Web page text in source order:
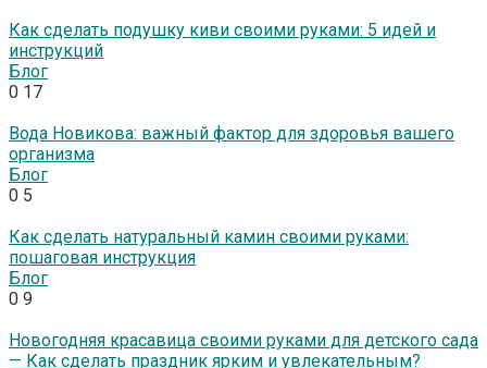
Как сделать подушку киви своими руками: 5 идей и
инструкций
Блог
0 17
Вода Новикова: важный фактор для здоровья вашего
организма
Блог
0 5
Как сделать натуральный камин своими руками:
пошаговая инструкция
Блог
0 9
Новогодняя красавица своими руками для детского сада
— Как сделать праздник ярким и увлекательным?